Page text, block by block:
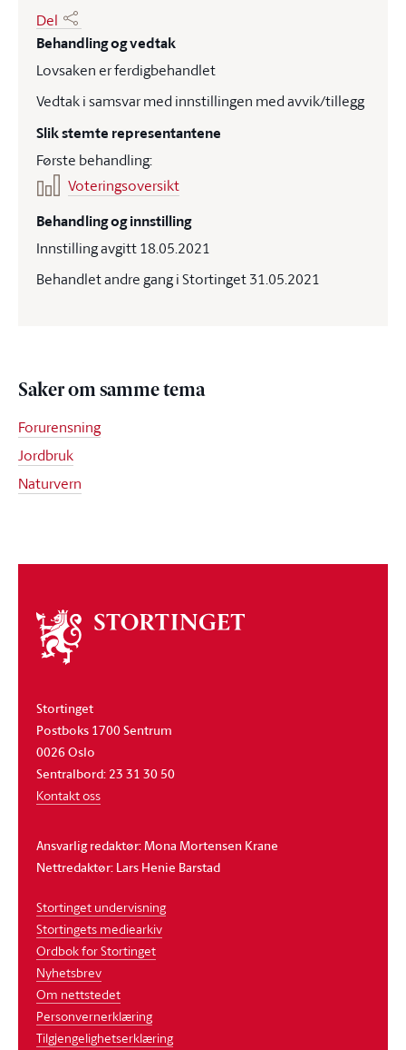
Del
Behandling og vedtak
Lovsaken er ferdigbehandlet
Vedtak i samsvar med innstillingen med avvik/tillegg
Slik stemte representantene
Første behandling:
Voteringsoversikt
Behandling og innstilling
Innstilling avgitt 18.05.2021
Behandlet andre gang i Stortinget 31.05.2021
Saker om samme tema
Forurensning
Jordbruk
Naturvern
Om
stortinget
Stortinget
Postboks 1700 Sentrum
0026 Oslo
Sentralbord: 23 31 30 50
Kontakt oss
Ansvarlig redaktør: Mona Mortensen Krane
Nettredaktør: Lars Henie Barstad
Stortinget undervisning
Stortingets mediearkiv
Ordbok for Stortinget
Nyhetsbrev
Om nettstedet
Personvernerklæring
Tilgjengelighetserklæring